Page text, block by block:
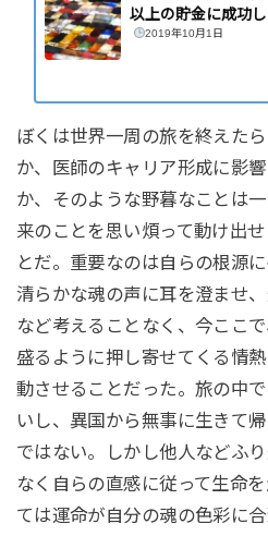
以上の貯金に成功
2019年10月1日
ぼくは世界一周の旅を終えた
か、医師のキャリア形成に影
か、そのような野暮なことは
来のことを思い煩って動け出
とだ。重要なのは自らの根源
清らかな魂の声に耳を澄ませ
など考えることなく、今ここ
盛るように押し寄せてくる情
動させることだった。旅の中
いし、異国から無事に生きて
ではない。しかし他人などふ
なく自らの直感に従って生命
ては運命が自分の魂の色彩に